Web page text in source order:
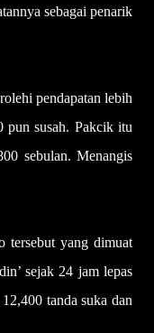
sebagai penarik
pendapatan lebih
pun susah. Pakcik itu
sebulan. Menangis
tersebut yang dimuat
sejak 24 jam lepas
tanda suka dan